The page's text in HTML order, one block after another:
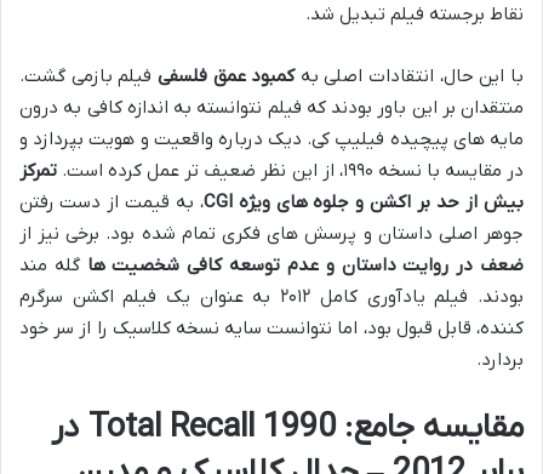
نقاط برجسته فیلم تبدیل شد.
با این حال، انتقادات اصلی بهکمبود عمق فلسفی فیلم بازمی گشت.
منتقدان بر این باور بودند که فیلم نتوانسته به اندازه کافی به درون
مایه های پیچیده فیلیپ کی. دیک درباره واقعیت و هویت بپردازد و
در مقایسه با نسخه ۱۹۹۰، از این نظر ضعیف تر عمل کرده است.
تمرکز
بیش از حد بر اکشن و جلوه های ویژه CGI
، به قیمت از دست رفتن
جوهر اصلی داستان و پرسش های فکری تمام شده بود. برخی نیز از
ضعف در روایت داستان و عدم توسعه کافی شخصیت ها گله مند
بودند. فیلم یادآوری کامل ۲۰۱۲ به عنوان یک فیلم اکشن سرگرم
کننده، قابل قبول بود، اما نتوانست سایه نسخه کلاسیک را از سر خود
بردارد.
مقایسه جامع: Total Recall 1990 در